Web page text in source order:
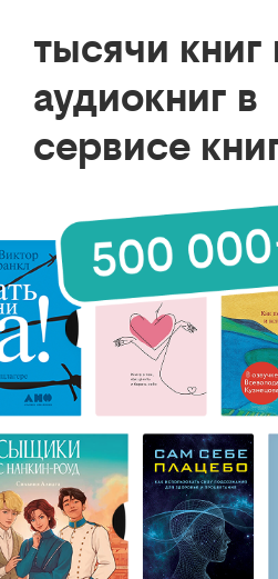
тысячи книг
аудиокниг в
сервисе